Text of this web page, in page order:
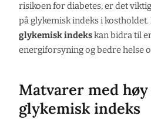
risikoen for diabetes, er det
på glykemisk indeks i kostholdet.
glykemisk indekskan bidra til
energiforsyning og bedre helse
Matvarer med høy
glykemisk indeks